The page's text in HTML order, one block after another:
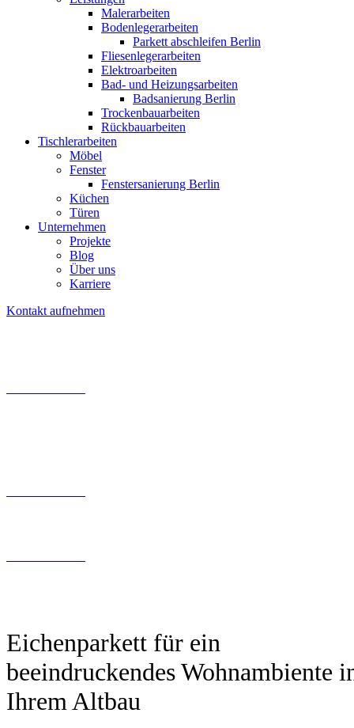
Malerarbeiten
Bodenlegerarbeiten
Parkett abschleifen Berlin
Fliesenlegerarbeiten
Elektroarbeiten
Bad- und Heizungsarbeiten
Badsanierung Berlin
Trockenbauarbeiten
Rückbauarbeiten
Tischlerarbeiten
Möbel
Fenster
Fenstersanierung Berlin
Küchen
Türen
Unternehmen
Projekte
Blog
Über uns
Karriere
Kontakt aufnehmen
Eichenparkett für ein
beeindruckendes Wohnambiente
Ihrem Altbau